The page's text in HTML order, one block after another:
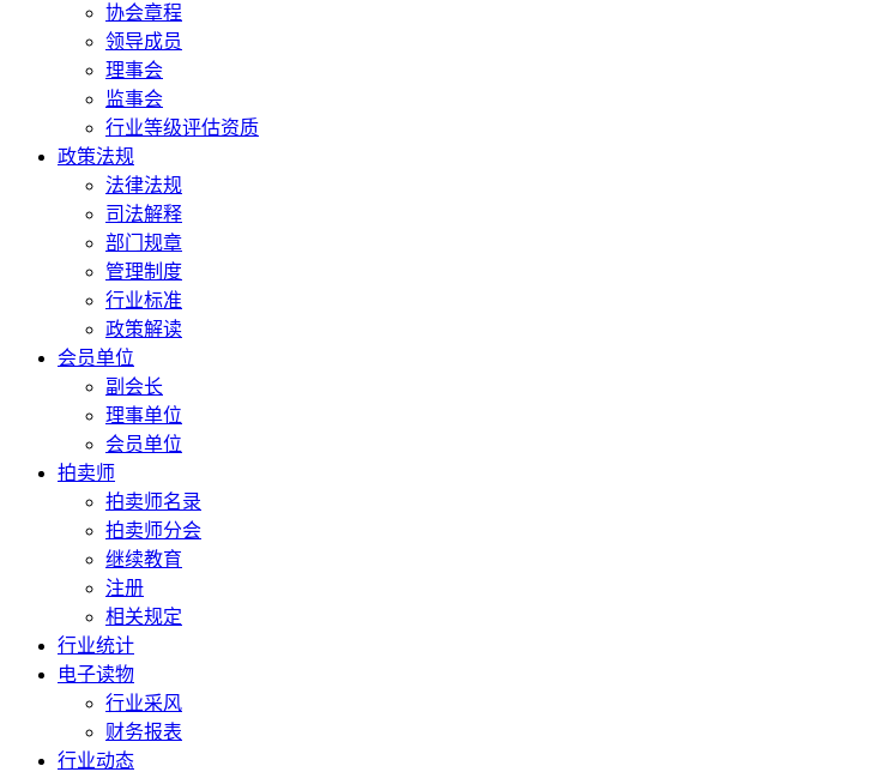
协会章程
领导成员
理事会
监事会
行业等级评估资质
政策法规
法律法规
司法解释
部门规章
管理制度
行业标准
政策解读
会员单位
副会长
理事单位
会员单位
拍卖师
拍卖师名录
拍卖师分会
继续教育
注册
相关规定
行业统计
电子读物
行业采风
财务报表
行业动态